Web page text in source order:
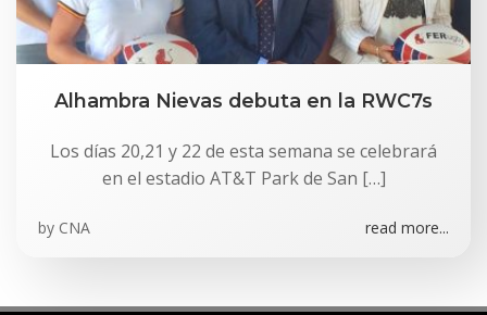
Alhambra Nievas debuta en la RWC7s
Los días 20,21 y 22 de esta semana se celebrará
en el estadio AT&T Park de San […]
by CNA read more...